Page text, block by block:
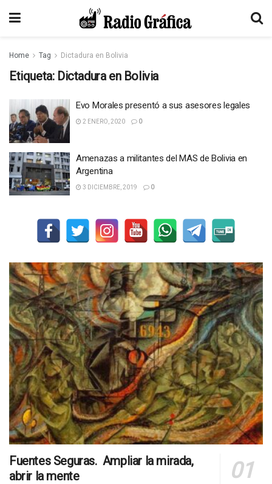
Home Tag Dictadura en Bolivia
Etiqueta: Dictadura en Bolivia
Evo Morales presentó a sus asesores legales
2 ENERO, 2020 0
Amenazas a militantes del MAS de Bolivia en
Argentina
3 DICIEMBRE, 2019 0
Fuentes Seguras. Ampliar la mirada,
abrir la mente